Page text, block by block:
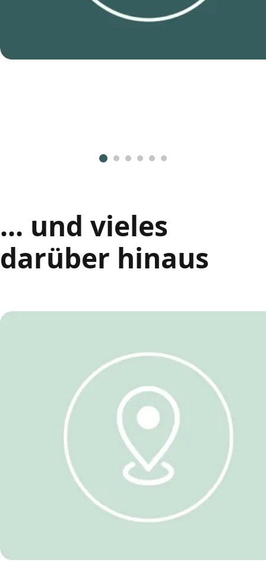
... und vieles
darüber hinaus